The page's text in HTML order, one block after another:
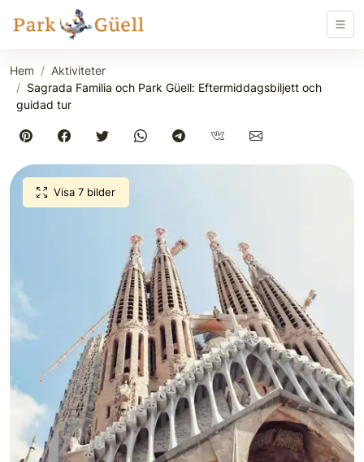
Hem
Aktiviteter
Sagrada Familia och Park Güell: Eftermiddagsbiljett och
guidad tur
Visa 7 bilder